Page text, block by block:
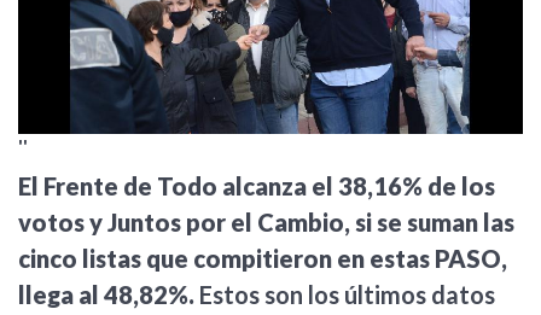
''
El Frente de Todo alcanza el 38,16% de los
votos y Juntos por el Cambio, si se suman las
cinco listas que compitieron en estas PASO,
llega al 48,82%. Estos son los últimos datos